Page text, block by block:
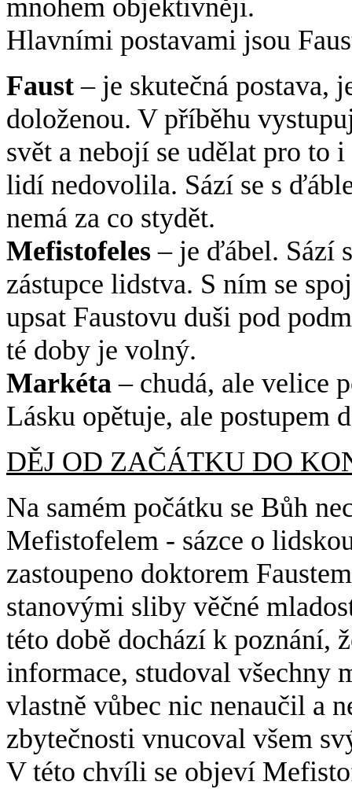
mnohem objektivněji.
Hlavními postavami jsou
Faust – je skutečná postava,
doloženou. V příběhu
svět a nebojí se udělat pro to
lidí nedovolila. Sází se s
nemá za co stydět.
Mefistofeles – je ďábel. Sází
zástupce lidstva. S ním se
upsat Faustovu duši pod
té doby je volný.
Markéta – chudá, ale velice
Lásku opětuje, ale postupem
DĚJ OD ZAČÁTKU DO
Na samém počátku se Bůh
Mefistofelem - sázce o
zastoupeno doktorem
stanovými sliby věčné
této době dochází k poznání,
informace, studoval všechny
vlastně vůbec nic nenaučil a
zbytečnosti vnucoval všem
V této chvíli se objeví